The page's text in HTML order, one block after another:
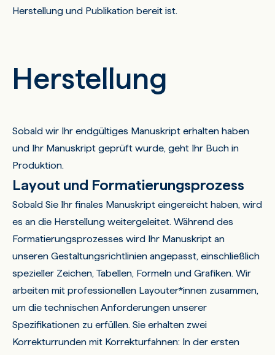
Herstellung und Publikation bereit ist.
Herstellung
Sobald wir Ihr endgültiges Manuskript erhalten haben
und Ihr Manuskript geprüft wurde, geht Ihr Buch in
Produktion.
Layout und Formatierungsprozess
Sobald Sie Ihr finales Manuskript eingereicht haben, wird
es an die Herstellung weitergeleitet. Während des
Formatierungsprozesses wird Ihr Manuskript an
unseren Gestaltungsrichtlinien angepasst, einschließlich
spezieller Zeichen, Tabellen, Formeln und Grafiken. Wir
arbeiten mit professionellen Layouter*innen zusammen,
um die technischen Anforderungen unserer
Spezifikationen zu erfüllen. Sie erhalten zwei
Korrekturrunden mit Korrekturfahnen: In der ersten